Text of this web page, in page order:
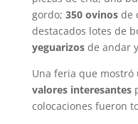
gordo; 350 ovinosde
destacados lotes de
yeguarizosde andar
Una feria que mostró
valores interesantes
colocaciones fueron